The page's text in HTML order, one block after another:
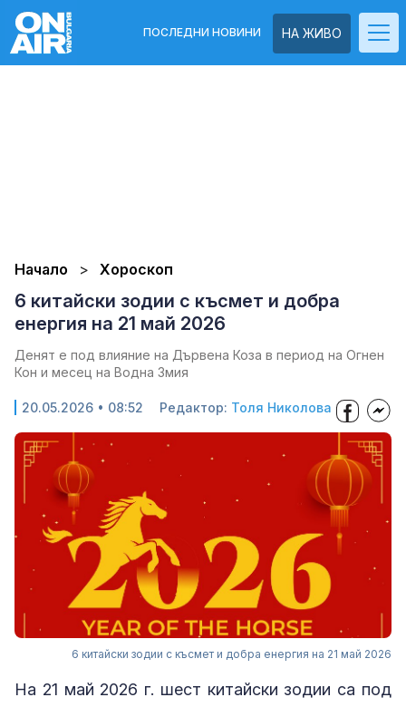
НА ЖИВО
ПОСЛЕДНИ НОВИНИ
Начало Хороскоп
6 китайски зодии с късмет и добра
енергия на 21 май 2026
Денят е под влияние на Дървена Коза в период на Огнен
Кон и месец на Водна Змия
20.05.2026 • 08:52 Редактор: Толя Николова
6 китайски зодии с късмет и добра енергия на 21 май 2026
На 21 май 2026 г. шест китайски зодии са под